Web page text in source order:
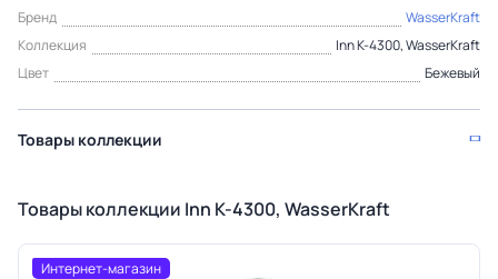
Бренд
WasserKraft
Коллекция
Inn K-4300, WasserKraft
Цвет
Бежевый
Товары коллекции
Товары коллекции Inn K-4300, WasserKraft
Интернет-магазин